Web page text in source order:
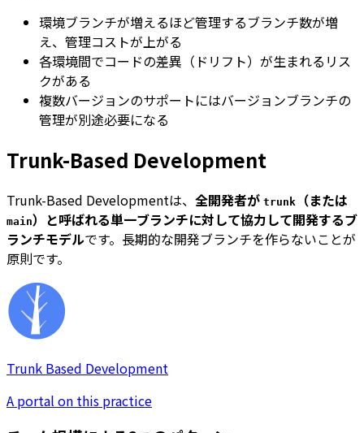
環境ブランチが増えるほど管理するブランチ数が増
え、管理コストが上がる
各環境間でコードの差異（ドリフト）が生まれるリス
クがある
複数バージョンのサポートにはバージョンブランチの
管理が別途必要になる
Trunk-Based Development
Trunk-Based Developmentは、 全開発者が trunk （または
main）と呼ばれる単一ブランチに対して協力して開発するブ
ランチモデルです。長期的な開発ブランチを作らないことが
原則です。
Trunk Based Development
A portal on this practice